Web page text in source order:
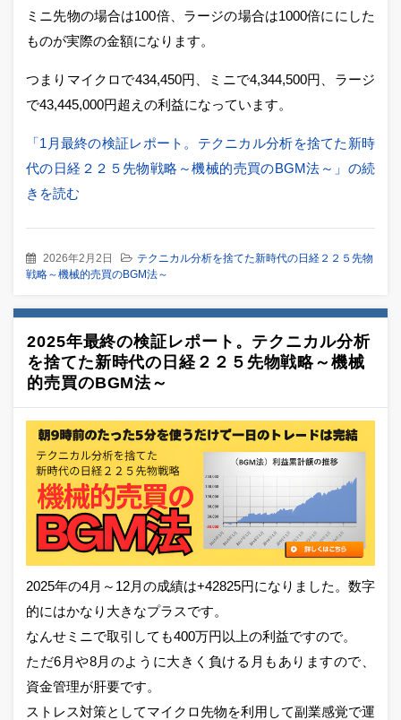
ミニ先物の場合は100倍、ラージの場合は1000倍ににした
ものが実際の金額になります。
つまりマイクロで434,450円、ミニで4,344,500円、ラージ
で43,445,000円超えの利益になっています。
「1月最終の検証レポート。テクニカル分析を捨てた新時
代の日経２２５先物戦略～機械的売買のBGM法～」の続
きを読む
2026年2月2日
テクニカル分析を捨てた新時代の日経２２５先物
戦略～機械的売買のBGM法～
2025年最終の検証レポート。テクニカル分析
を捨てた新時代の日経２２５先物戦略～機械
的売買のBGM法～
2025年の4月～12月の成績は+42825円になりました。数字
的にはかなり大きなプラスです。
なんせミニで取引しても400万円以上の利益ですので。
ただ6月や8月のように大きく負ける月もありますので、
資金管理が肝要です。
ストレス対策としてマイクロ先物を利用して副業感覚で運